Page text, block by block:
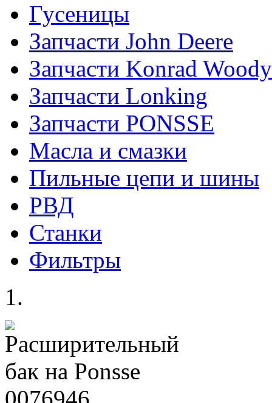
Гусеницы
Запчасти John Deere
Запчасти Konrad Woody
Запчасти Lonking
Запчасти PONSSE
Масла и смазки
Пильные цепи и шины
РВД
Станки
Фильтры